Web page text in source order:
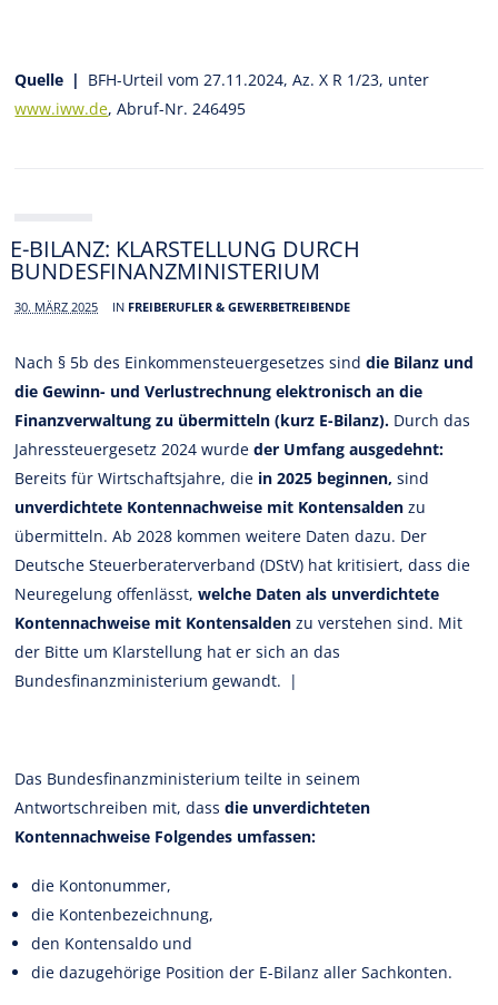
Quelle | BFH-Urteil vom 27.11.2024, Az. X R 1/23, unter
www.iww.de, Abruf-Nr. 246495
E-BILANZ: KLARSTELLUNG DURCH
BUNDESFINANZMINISTERIUM
30. MÄRZ 2025 IN FREIBERUFLER & GEWERBETREIBENDE
Nach § 5b des Einkommensteuergesetzes sinddie Bilanz und
die Gewinn- und Verlustrechnung elektronisch an die
Finanzverwaltung zu übermitteln (kurz E-Bilanz). Durch das
Jahressteuergesetz 2024 wurdeder Umfang ausgedehnt:
Bereits für Wirtschaftsjahre, die in 2025 beginnen, sind
unverdichtete Kontennachweise mit Kontensalden zu
übermitteln. Ab 2028 kommen weitere Daten dazu. Der
Deutsche Steuerberaterverband (DStV) hat kritisiert, dass die
Neuregelung offenlässt,welche Daten als unverdichtete
Kontennachweise mit Kontensalden zu verstehen sind. Mit
der Bitte um Klarstellung hat er sich an das
Bundesfinanzministerium gewandt. |
Das Bundesfinanzministerium teilte in seinem
Antwortschreiben mit, dassdie unverdichteten
Kontennachweise Folgendes umfassen:
die Kontonummer,
die Kontenbezeichnung,
den Kontensaldo und
die dazugehörige Position der E-Bilanz aller Sachkonten.